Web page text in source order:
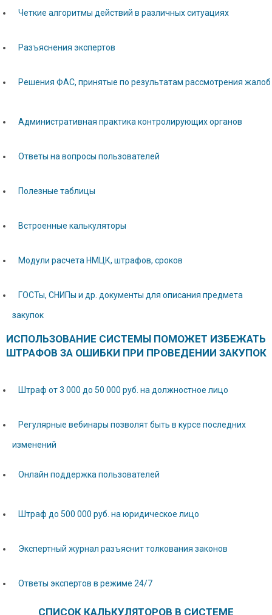
Четкие алгоритмы действий в различных ситуациях
Разъяснения экспертов
Решения ФАС, принятые по результатам рассмотрения жалоб
Административная практика контролирующих органов
Ответы на вопросы пользователей
Полезные таблицы
Встроенные калькуляторы
Модули расчета НМЦК, штрафов, сроков
ГОСТы, СНИПы и др. документы для описания предмета
закупок
ИСПОЛЬЗОВАНИЕ СИСТЕМЫ ПОМОЖЕТ ИЗБЕЖАТЬ
ШТРАФОВ ЗА ОШИБКИ ПРИ ПРОВЕДЕНИИ ЗАКУПОК
Штраф от 3 000 до 50 000 руб. на должностное лицо
Регулярные вебинары позволят быть в курсе последних
изменений
Онлайн поддержка пользователей
Штраф до 500 000 руб. на юридическое лицо
Экспертный журнал разъяснит толкования законов
Ответы экспертов в режиме 24/7
СПИСОК КАЛЬКУЛЯТОРОВ В СИСТЕМЕ